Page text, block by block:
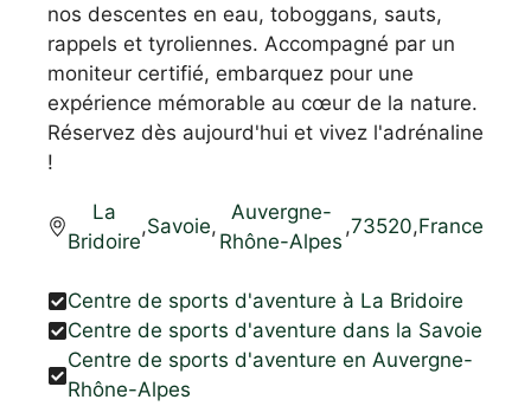
nos descentes en eau, toboggans, sauts,
rappels et tyroliennes. Accompagné par un
moniteur certifié, embarquez pour une
expérience mémorable au cœur de la nature.
Réservez dès aujourd'hui et vivez l'adrénaline
!
La
Bridoire
,Savoie,
Auvergne-
Rhône-Alpes
,73520,France
Centre de sports d'aventure à La Bridoire
Centre de sports d'aventure dans la Savoie
Centre de sports d'aventure en Auvergne-
Rhône-Alpes